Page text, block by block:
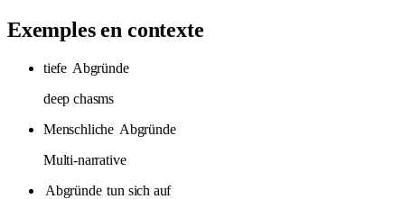
Exemples en contexte
tiefe Abgründe
deep chasms
Menschliche Abgründe
Multi-narrative
Abgründe tun sich auf